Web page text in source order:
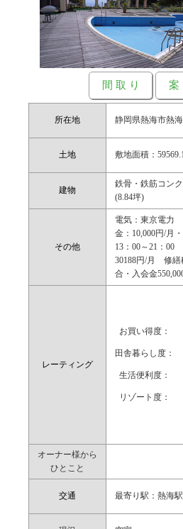
間 取 り 案
所在地 静岡県熱海市熱
土地 敷地面積：
建物
鉄骨・鉄筋コン
(8.84坪)
その他
電気：東京電
金：10,000円/月
13：00～21：
30188円/月 修
合・入会金
レーティング
お買い得度：
田舎暮らし度：
生活便利度：
リゾート度：
オーナー様から
ひとこと
交通 最寄り駅：熱